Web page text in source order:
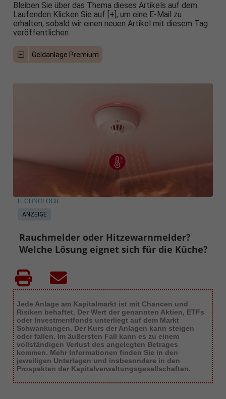
Bleiben Sie über das Thema dieses Artikels auf dem
Laufenden Klicken Sie auf [+], um eine E-Mail zu
erhalten, sobald wir einen neuen Artikel mit diesem Tag
veröffentlichen
Geldanlage Premium
ANZEIGE
TECHNOLOGIE
Rauchmelder oder Hitzewarnmelder?
Welche Lösung eignet sich für die Küche?
Jede Anlage am Kapitalmarkt ist mit Chancen und
Risiken behaftet. Der Wert der genannten Aktien, ETFs
oder Investmentfonds unterliegt auf dem Markt
Schwankungen. Der Kurs der Anlagen kann steigen
oder fallen. Im äußersten Fall kann es zu einem
vollständigen Verlust des angelegten Betrages
kommen. Mehr Informationen finden Sie in den
jeweiligen Unterlagen und insbesondere in den
Prospekten der Kapitalverwaltungsgesellschaften.